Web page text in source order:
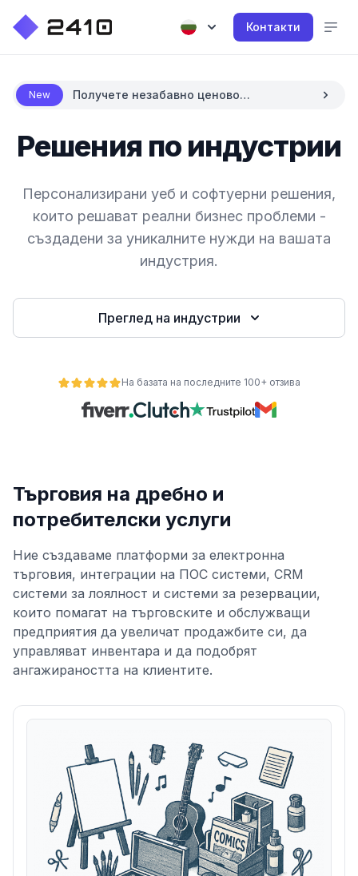
Контакти
New
Получете незабавно ценово
Решения по индустрии
Персонализирани уеб и софтуерни решения,
които решават реални бизнес проблеми -
създадени за уникалните нужди на вашата
индустрия.
Преглед на индустрии
На базата на последните 100+ отзива
Търговия на дребно и
потребителски услуги
Ние създаваме платформи за електронна
търговия, интеграции на ПОС системи, CRM
системи за лоялност и системи за резервации,
които помагат на търговските и обслужващи
предприятия да увеличат продажбите си, да
управляват инвентара и да подобрят
ангажираността на клиентите.